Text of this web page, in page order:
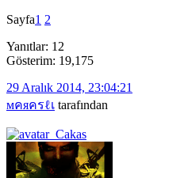
Sayfa1 2
Yanıtlar: 12
Gösterim: 19,175
29 Aralık 2014, 23:04:21
мคяครℓเ tarafından